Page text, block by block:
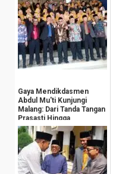
Gaya Mendikdasmen
Abdul Mu'ti Kunjungi
Malang: Dari Tanda Tangan
Prasasti Hingga
Groundbreaking Gedu...